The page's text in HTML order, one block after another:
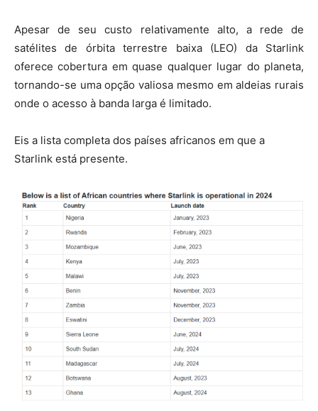
Apesar de seu custo relativamente alto, a rede de
satélites de órbita terrestre baixa (LEO) da Starlink
oferece cobertura em quase qualquer lugar do planeta,
tornando-se uma opção valiosa mesmo em aldeias rurais
onde o acesso à banda larga é limitado.
Eis a lista completa dos países africanos em que a
Starlink está presente.